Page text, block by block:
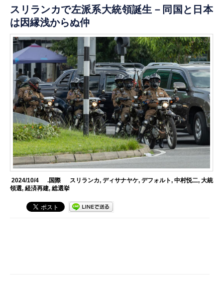
スリランカで左派系大統領誕生－同国と日本
は因縁浅からぬ仲
2024/10/4 .国際 スリランカ, ディサナヤケ, デフォルト, 中村悦二, 大統
領選,経済再建,総選挙